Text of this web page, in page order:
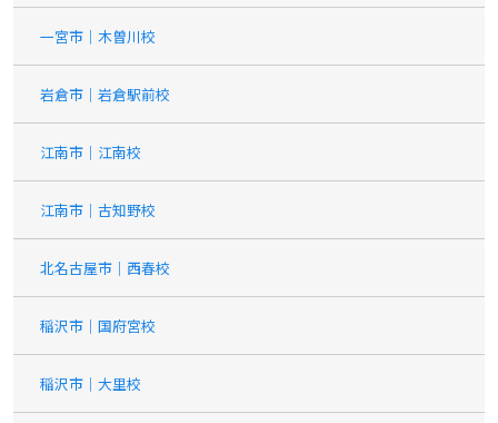
一宮市｜木曽川校
岩倉市｜岩倉駅前校
江南市｜江南校
江南市｜古知野校
北名古屋市｜西春校
稲沢市｜国府宮校
稲沢市｜大里校